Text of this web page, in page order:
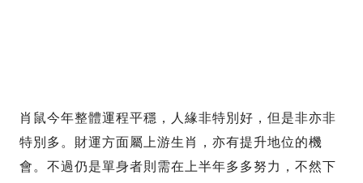
肖鼠今年整體運程平穩，人緣非特別好，但是非亦非
特別多。財運方面屬上游生肖，亦有提升地位的機
會。不過仍是單身者則需在上半年多多努力，不然下